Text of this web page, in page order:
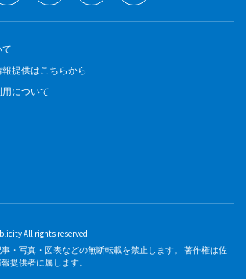
提供はこちらから
について
All rights reserved.
・写真・図表などの無断転載を禁止します。 著作権は佐
提供者に属します。